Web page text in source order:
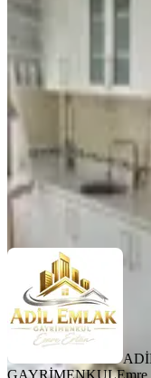
ADİL EMLAK
GAYRİMENKULEmre